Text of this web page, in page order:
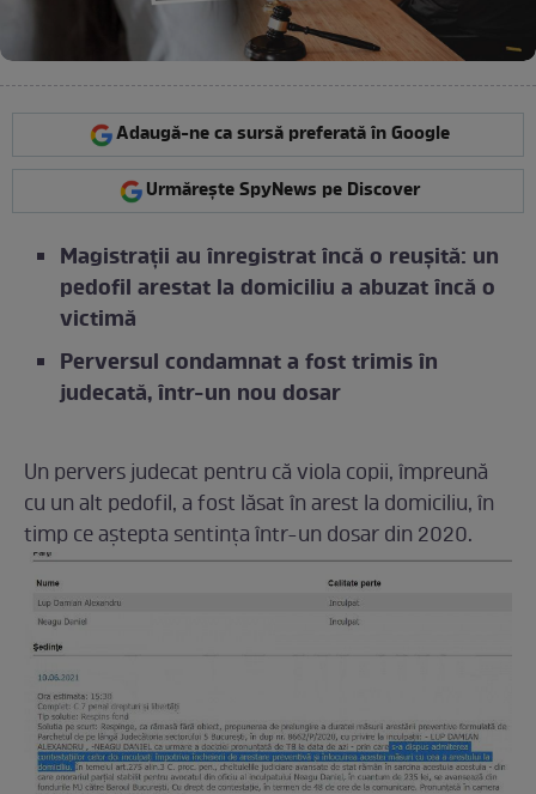
Adaugă-ne ca sursă preferată în Google
Urmărește SpyNews pe Discover
Magistrații au înregistrat încă o reușită: un
pedofil arestat la domiciliu a abuzat încă o
victimă
Perversul condamnat a fost trimis în
judecată, într-un nou dosar
Un pervers judecat pentru că viola copii, împreună
cu un alt pedofil, a fost lăsat în arest la domiciliu, în
timp ce aștepta sentința într-un dosar din 2020.